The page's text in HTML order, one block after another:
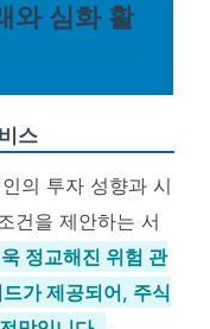
와 심화 활
스
의 투자 성향과 시
건을 제안하는 서
정교해진 위험 관
가 제공되어, 주식